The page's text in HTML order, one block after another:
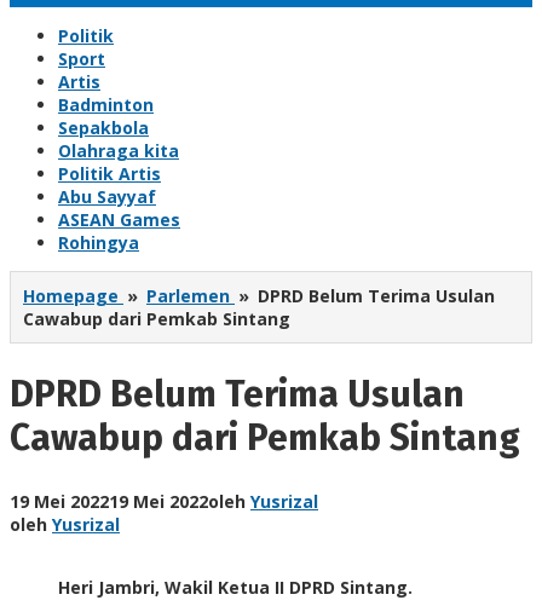
Politik
Sport
Artis
Badminton
Sepakbola
Olahraga kita
Politik Artis
Abu Sayyaf
ASEAN Games
Rohingya
Homepage » Parlemen » DPRD Belum Terima Usulan
Cawabup dari Pemkab Sintang
DPRD Belum Terima Usulan
Cawabup dari Pemkab Sintang
19 Mei 202219 Mei 2022oleh Yusrizal
oleh Yusrizal
Heri Jambri, Wakil Ketua II DPRD Sintang.